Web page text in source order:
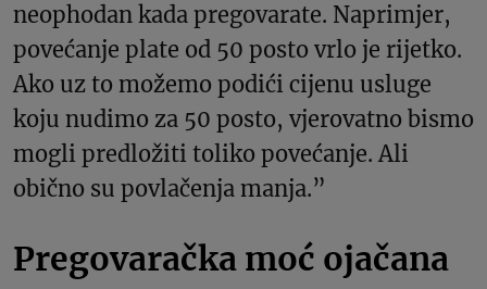
neophodan kada pregovarate. Naprimjer,
povećanje plate od 50 posto vrlo je rijetko.
Ako uz to možemo podići cijenu usluge
koju nudimo za 50 posto, vjerovatno bismo
mogli predložiti toliko povećanje. Ali
obično su povlačenja manja.”
Pregovaračka moć ojačana